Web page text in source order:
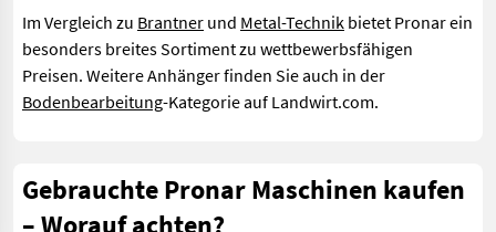
Im Vergleich zu Brantner und Metal-Technik bietet Pronar ein
besonders breites Sortiment zu wettbewerbsfähigen
Preisen. Weitere Anhänger finden Sie auch in der
Bodenbearbeitung-Kategorie auf Landwirt.com.
Gebrauchte Pronar Maschinen kaufen
– Worauf achten?